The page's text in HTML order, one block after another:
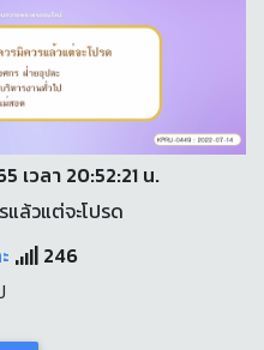
เวลา 20:52:21 น.
ล้วแต่จะโปรด
246